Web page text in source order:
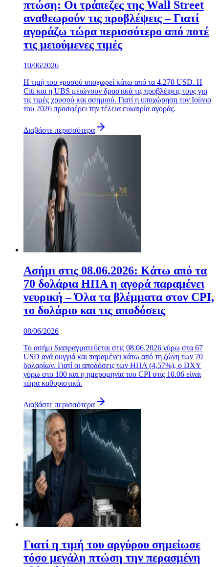
πτώση: Οι τράπεζες της Wall Street
αναθεωρούν τις προβλέψεις – Γιατί
αγοράζω τώρα περισσότερο από ποτέ
τις μειούμενες τιμές
10/06/2026
Η τιμή του χρυσού υποχωρεί κάτω από τα 4.270 USD. Η
Citi και η UBS μειώνουν δραστικά τις προβλέψεις τους για
τις τιμές χρυσού και ασημιού. Γιατί η υποχώρηση τον Ιούνιο
του 2026 προσφέρει την τέλεια ευκαιρία αγοράς.
Διαβάστε περισσότερα
Ασήμι στις 08.06.2026: Κάτω από τα
70 δολάρια ΗΠΑ η αγορά παραμένει
νευρική – Όλα τα βλέμματα στον CPI,
το δολάριο και τις αποδόσεις
08/06/2026
Το ασήμι διαπραγματεύεται στις 08.06.2026 γύρω στα 67
USD ανά ουγγιά και παραμένει κάτω από τη ζώνη των 70
δολαρίων. Γιατί οι αποδόσεις των ΗΠΑ (4,57%), ο DXY
γύρω στο 100 και η ημερομηνία του CPI στις 10.06 είναι
τώρα καθοριστικά.
Διαβάστε περισσότερα
Γιατί η τιμή του αργύρου σημείωσε
τόσο μεγάλη πτώση την περασμένη